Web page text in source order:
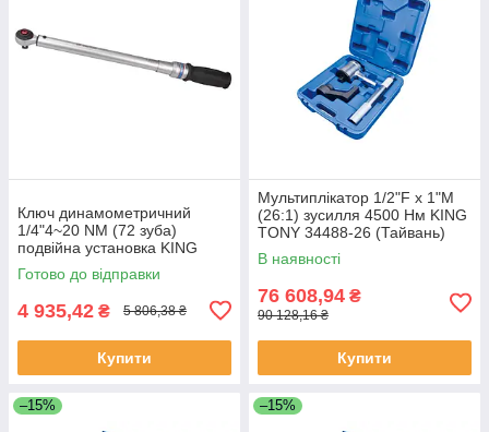
Ключ динамометричний
1/4"4~20 NM (72 зуба)
подвійна установка KING
TONY 3426A-2DG (Тайвань)
Готово до відправки
4 935,42 ₴ 5 806,38 ₴
Купити
Мультиплікатор 1/2"F x 1"M
(26:1) зусилля 4500 Нм KING
TONY 34488-26 (Тайвань)
В наявності
76 608,94 ₴
90 128,16 ₴
Купити
–15% –15%